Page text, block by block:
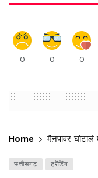
0 0 0
Home मैनपावर
छत्तीसगढ़ ट्रेंडिंग